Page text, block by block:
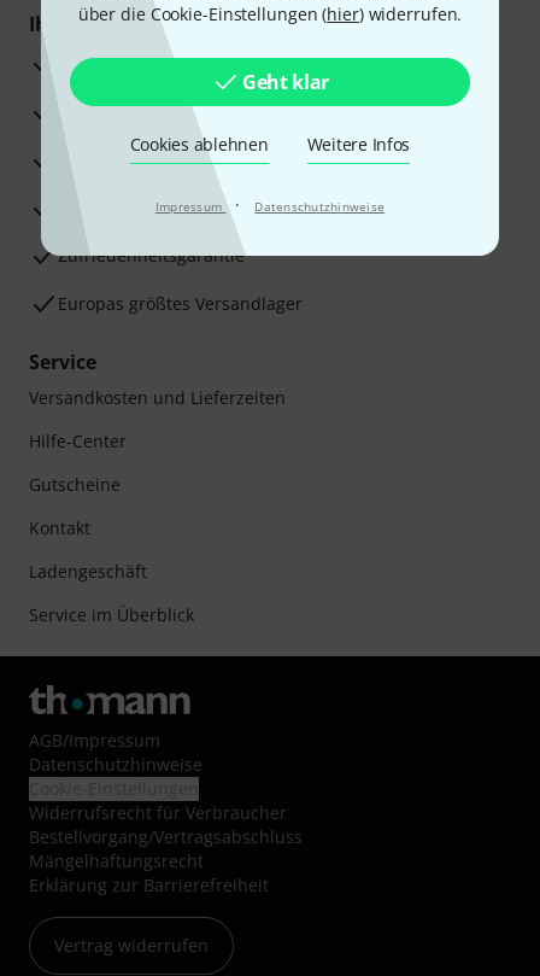
über die Cookie-Einstellungen (hier) widerrufen.
Geht klar
Cookies ablehnen Weitere Infos
Impressum · Datenschutzhinweise
Ihre Vorteile
3 Jahre Thomann Garantie
30 Tage Money-Back-Garantie
Reparaturservice
Beratung durch Fachexperten
Zufriedenheitsgarantie
Europas größtes Versandlager
Service
Versandkosten und Lieferzeiten
Hilfe-Center
Gutscheine
Kontakt
Ladengeschäft
Service im Überblick
AGB/Impressum
Datenschutzhinweise
Widerrufsrecht für Verbraucher
Bestellvorgang/Vertragsabschluss
Mängelhaftungsrecht
Erklärung zur Barrierefreiheit
Vertrag widerrufen